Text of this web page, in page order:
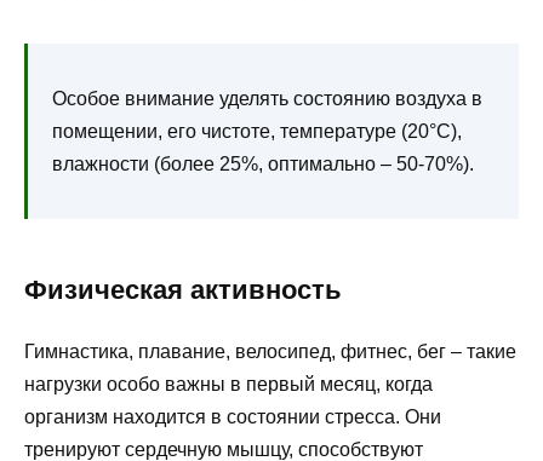
Особое внимание уделять состоянию воздуха в
помещении, его чистоте, температуре (20°С),
влажности (более 25%, оптимально – 50-70%).
Физическая активность
Гимнастика, плавание, велосипед, фитнес, бег – такие
нагрузки особо важны в первый месяц, когда
организм находится в состоянии стресса. Они
тренируют сердечную мышцу, способствуют